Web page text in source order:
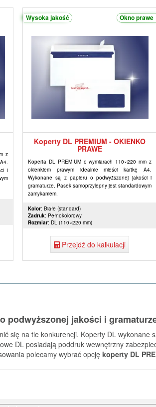
z
i
Wysoka jakość Okno prawe
Koperty DL PREMIUM - OKIENKO
PRAWE
Koperta DL PREMIUM o wymiarach 110×220 mm z
okienkiem prawym idealnie mieści kartkę A4.
Wykonane są z papieru o podwyższonej jakości i
gramaturze. Pasek samoprzylepny jest standardowym
zamykaniem.
Kolor: Białe (standard)
Zadruk: Pełnokolorowy
Rozmiar: DL (110×220 mm)
Przejdź do kalkulacji
o podwyższonej jakości i
się na tle konkurencji. Koperty DL wykonane
DL posiadają poddruk wewnętrzny
polecamy wybrać opcję koperty DL